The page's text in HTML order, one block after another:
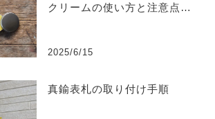
クリームの使い方と注意点ま
2025/6/15
真鍮表札の取り付け手順